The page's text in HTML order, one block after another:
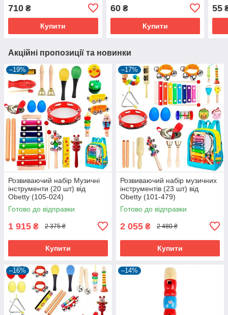
710 ₴
Купити
60₴
Купити
55
Акційні пропозиції та новинки
–19%
Розвиваючий набір Музичні
інструменти (20 шт) від
Obetty (105-024)
Готово до відправки
1 915 ₴ 2 375 ₴
Купити
–17%
Розвиваючий набір музичних
інструментів (23 шт) від
Obetty (101-479)
Готово до відправки
2 055 ₴ 2 480 ₴
Купити
–16% –14%